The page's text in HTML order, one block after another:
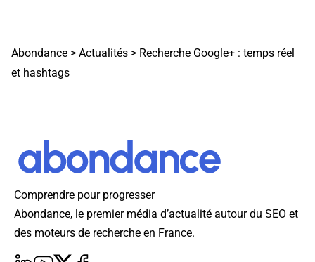
Abondance > Actualités > Recherche Google+ : temps réel
et hashtags
Comprendre pour progresser
Abondance, le premier média d’actualité autour du SEO et
des moteurs de recherche en France.